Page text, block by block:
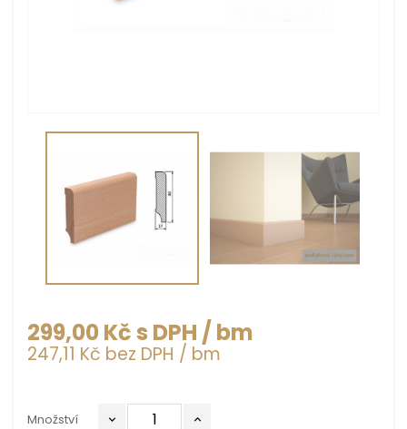
299,00 Kč s DPH / bm
247,11 Kč bez DPH / bm
Množství